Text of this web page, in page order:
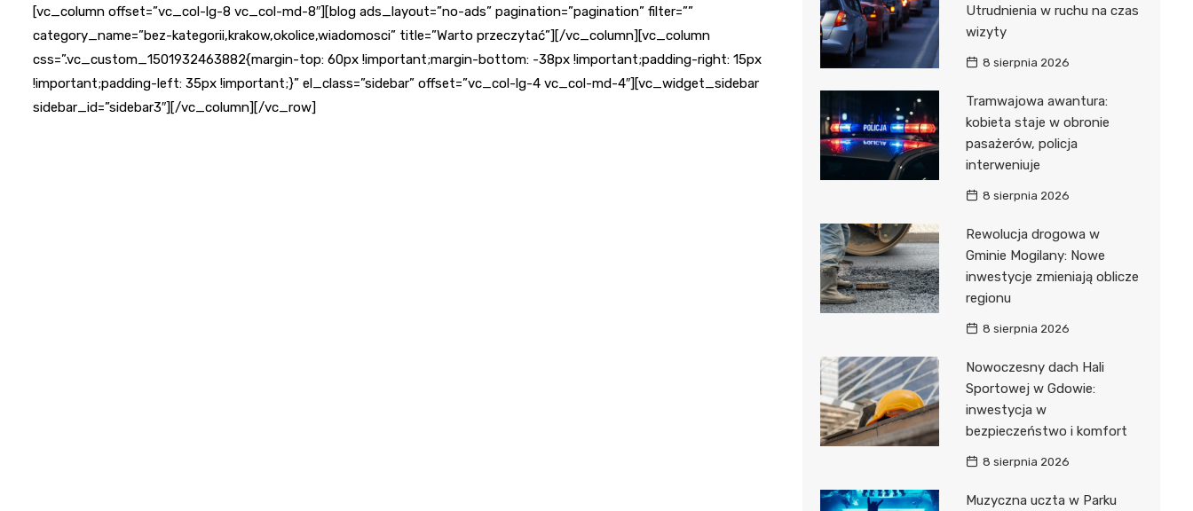
[vc_column offset=”vc_col-lg-8 vc_col-md-8″][blog ads_layout=”no-ads” pagination=”pagination” filter=””
category_name=”bez-kategorii,krakow,okolice,wiadomosci” title=”Warto przeczytać”][/vc_column][vc_column
css=”.vc_custom_1501932463882{margin-top: 60px !important;margin-bottom: -38px !important;padding-right: 15px
!important;padding-left: 35px !important;}” el_class=”sidebar” offset=”vc_col-lg-4 vc_col-md-4″][vc_widget_sidebar
sidebar_id=”sidebar3″][/vc_column][/vc_row]
Utrudnienia w ruchu na czas
wizyty
8 sierpnia 2026
Tramwajowa awantura:
kobieta staje w obronie
pasażerów, policja
interweniuje
8 sierpnia 2026
Rewolucja drogowa w
Gminie Mogilany: Nowe
inwestycje zmieniają oblicze
regionu
8 sierpnia 2026
Nowoczesny dach Hali
Sportowej w Gdowie:
inwestycja w
bezpieczeństwo i komfort
8 sierpnia 2026
Muzyczna uczta w Parku